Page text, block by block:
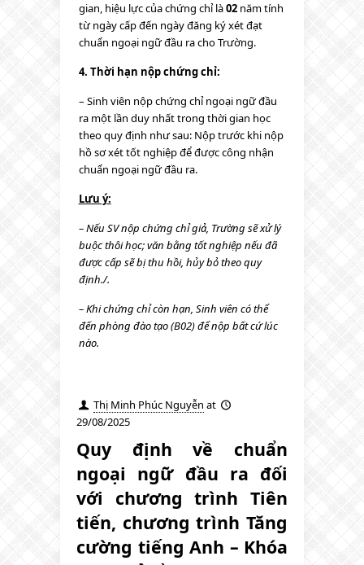
gian, hiệu lực của chứng chỉ là02năm tính
từ ngày cấp đến ngày đăng ký xét đạt
chuẩn ngoại ngữ đầu ra cho Trường.
4. Thời hạn nộp chứng chỉ:
– Sinh viên nộp chứng chỉ ngoại ngữ đầu
ra một lần duy nhất trong thời gian học
theo quy định như sau: Nộp trước khi nộp
hồ sơ xét tốt nghiệp để được công nhận
chuẩn ngoại ngữ đầu ra.
Lưu ý:
– Nếu SV nộp chứng chỉ giả, Trường sẽ xử lý
buộc thôi học; văn bằng tốt nghiệp nếu đã
được cấp sẽ bị thu hồi, hủy bỏ theo quy
định./.
– Khi chứng chỉ còn hạn, Sinh viên có thể
đến phòng đào tạo (B02) để nộp bất cứ lúc
nào.
Thị Minh Phúc Nguyễn at
29/08/2025
Quy định về chuẩn
ngoại ngữ đầu ra đối
với chương trình Tiên
tiến, chương trình Tăng
cường tiếng Anh – Khóa